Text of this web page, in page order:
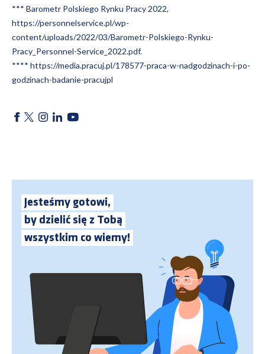
*** Barometr Polskiego Rynku Pracy 2022,
https://personnelservice.pl/wp-
content/uploads/2022/03/Barometr-Polskiego-Rynku-
Pracy_Personnel-Service_2022.pdf.
**** https://media.pracuj.pl/178577-praca-w-nadgodzinach-i-po-
godzinach-badanie-pracujpl
Jesteśmy gotowi,
by dzielić się z Tobą
wszystkim co wiemy!